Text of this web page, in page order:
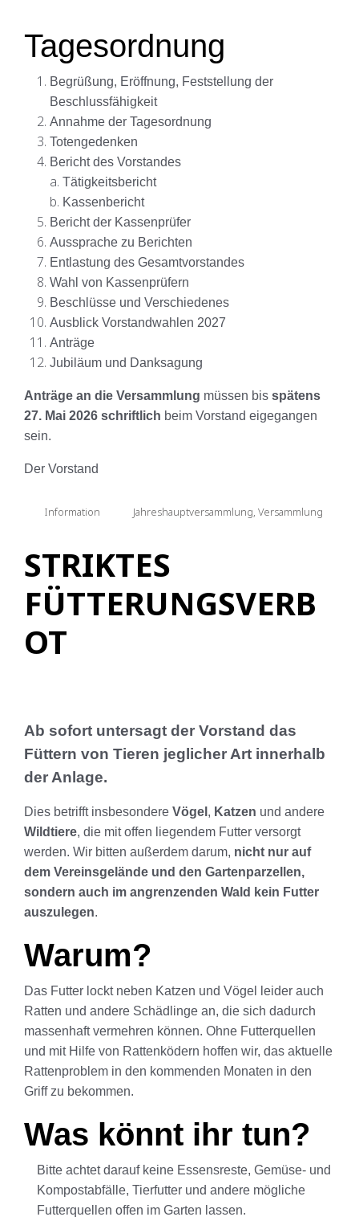
Tagesordnung
Begrüßung, Eröffnung, Feststellung der
Beschlussfähigkeit
Annahme der Tagesordnung
Totengedenken
Bericht des Vorstandes
Tätigkeitsbericht
Kassenbericht
Bericht der Kassenprüfer
Aussprache zu Berichten
Entlastung des Gesamtvorstandes
Wahl von Kassenprüfern
Beschlüsse und Verschiedenes
Ausblick Vorstandwahlen 2027
Anträge
Jubiläum und Danksagung
Anträge an die Versammlung müssen bis spätens
27. Mai 2026 schriftlich beim Vorstand eigegangen
sein.
Der Vorstand
Information Jahreshauptversammlung,Versammlung
STRIKTES
FÜTTERUNGSVERB
OT
Ab sofort untersagt der Vorstand das
Füttern von Tieren jeglicher Art innerhalb
der Anlage.
Dies betrifft insbesondere Vögel , Katzen und andere
Wildtiere, die mit offen liegendem Futter versorgt
werden. Wir bitten außerdem darum, nicht nur auf
dem Vereinsgelände und den Gartenparzellen,
sondern auch im angrenzenden Wald kein Futter
auszulegen.
Warum?
Das Futter lockt neben Katzen und Vögel leider auch
Ratten und andere Schädlinge an, die sich dadurch
massenhaft vermehren können. Ohne Futterquellen
und mit Hilfe von Rattenködern hoffen wir, das aktuelle
Rattenproblem in den kommenden Monaten in den
Griff zu bekommen.
Was könnt ihr tun?
Bitte achtet darauf keine Essensreste, Gemüse- und
Kompostabfälle, Tierfutter und andere mögliche
Futterquellen offen im Garten lassen.